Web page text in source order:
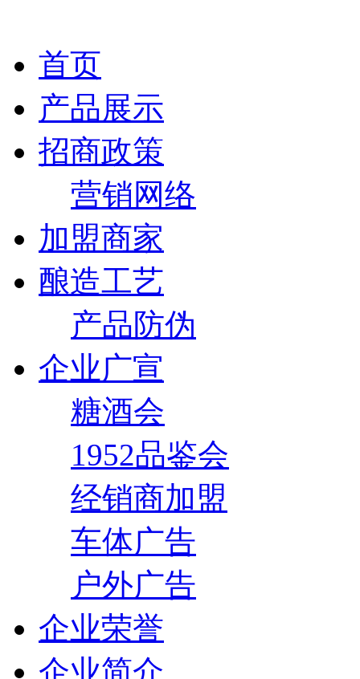
首页
产品展示
招商政策
营销网络
加盟商家
酿造工艺
产品防伪
企业广宣
糖酒会
1952品鉴会
经销商加盟
车体广告
户外广告
企业荣誉
企业简介